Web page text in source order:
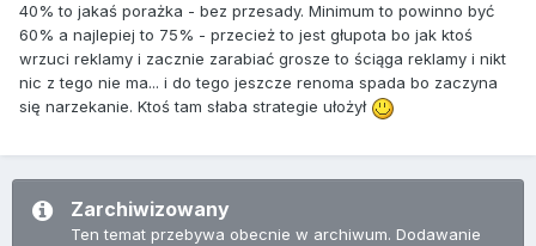
40% to jakaś porażka - bez przesady. Minimum to powinno być
60% a najlepiej to 75% - przecież to jest głupota bo jak ktoś
wrzuci reklamy i zacznie zarabiać grosze to ściąga reklamy i nikt
nic z tego nie ma... i do tego jeszcze renoma spada bo zaczyna
się narzekanie. Ktoś tam słaba strategie ułożył
Zarchiwizowany
Ten temat przebywa obecnie w archiwum. Dodawanie